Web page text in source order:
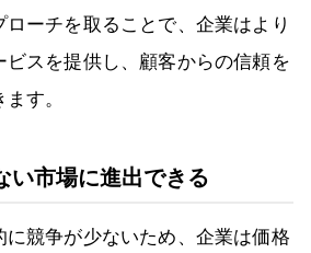
ーチを取ることで、企業はより
スを提供し、顧客からの信頼を
す。
い市場に進出できる
に競争が少ないため、企業は価格